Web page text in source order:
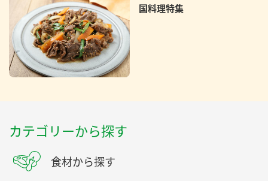
国料理特集
カテゴリーから探す
食材から探す